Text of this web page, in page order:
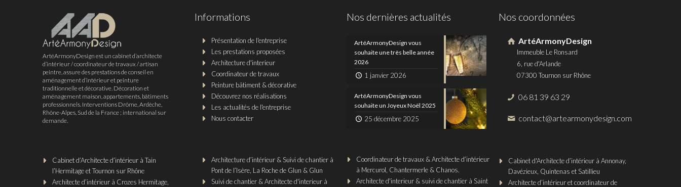
ArtéArmonyDesign est un cabinet d’architecte
d’intérieur / coordinateur de travaux / artisan
peintre, assure des prestations de conseil en
aménagement d’intérieur et peinture
traditionnelle et décorative. Décoration et
aménagement maison, appartements, bâtiments
professionnels. Interventions Drôme, Ardèche,
Rhône-Alpes, Sud de la France ; international sur
demande.
Cabinet d’Architecte d’intérieur à Tain
l’Hermitage et Tournon sur Rhône
Architecte d’intérieur à Crozes Hermitage,
Informations
Présentation de l'entreprise
Les prestations proposées
Architecture d'interieur
Coordinateur de travaux
Peinture bâtiment & décorative
Découvrez nos réalisations
Les actualités de l'entreprise
Nous contacter
Architecture d’intérieur & Suivi de chantier à
Pont de l’Isère, La Roche de Glun & Glun
Suivi de chantier & Architecte d'interieur à
Nos dernières actualités
ArtéArmonyDesign vous
souhaite une très belle année
2026
1 janvier 2026
ArtéArmonyDesign vous
souhaite un Joyeux Noël 2025
25 décembre 2025
Coordinateur de travaux & Architecte d’intérieur
à Mercurol, Chantermerle & Chanos.
Architecte d'interieur & suivi de chantier à Saint
Nos coordonnées
ArtéArmonyDesign
Immeuble Le Ronsard
6, rue d'Arlande
07300 Tournon sur Rhône
06 81 39 63 29
contact@artearmonydesign.com
Cabinet d'Architecte d’intérieur à Annonay,
Davézieux, Quintenas et Satillieu
Architecte d’intérieur et coordinateur de